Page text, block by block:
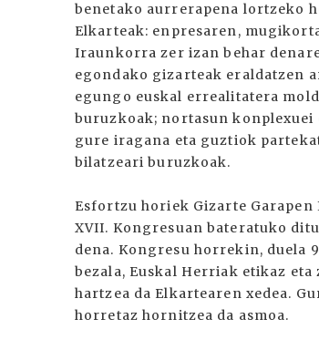
benetako aurrerapena lortzeko
Elkarteak: enpresaren,
Iraunkorra zer izan behar
egondako gizarteak eraldatzen
egungo euskal errealitatera
buruzkoak; nortasun
gure iragana eta guztiok
bilatzeari buruzkoak.
Esfortzu horiek Gizarte
XVII. Kongresuan bateratuko
dena. Kongresu horrekin, duela
bezala, Euskal Herriak etikaz
hartzea da Elkartearen xedea.
horretaz hornitzea da asmoa.